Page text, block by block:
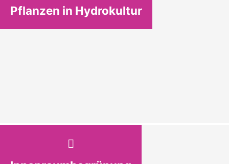
Pflanzen in Hydrokultur